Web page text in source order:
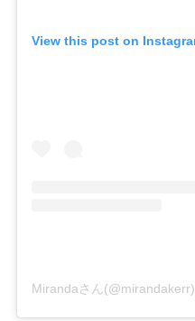
View this post on
Mirandaさん